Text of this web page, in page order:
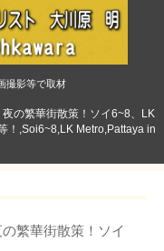
撮影等で取材
夜の繁華街散策！ソイ6~8、LK
！,Soi6~8,LK Metro,Pattaya in
繁華街散策！ソイ